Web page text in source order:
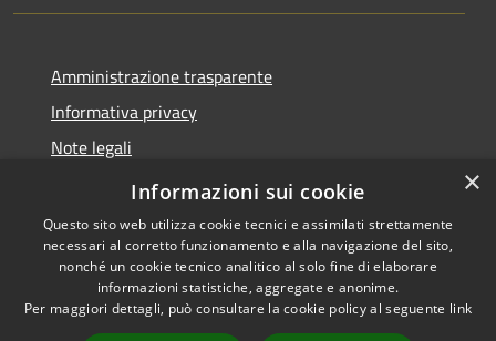
Amministrazione trasparente
Informativa privacy
Note legali
Dichiarazione di accessibilità
Accessibilità
Copyright © 2026 • Comune di
Andora • Powered by
×
Informazioni sui cookie
Questo sito web utilizza cookie tecnici e assimilati strettamente
necessari al corretto funzionamento e alla navigazione del sito,
nonché un cookie tecnico analitico al solo fine di elaborare
informazioni statistiche, aggregate e anonime.
Per maggiori dettagli, può consultare la cookie policy al seguente link